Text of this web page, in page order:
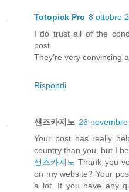
Totopick Pro 8 ottobre
I do trust all of the
post.
They’re very convincing
Rispondi
샌즈카지노 26
Your post has really
country than you, but I
샌즈카지노 Thank you
on my website? Your
a lot. If you have any